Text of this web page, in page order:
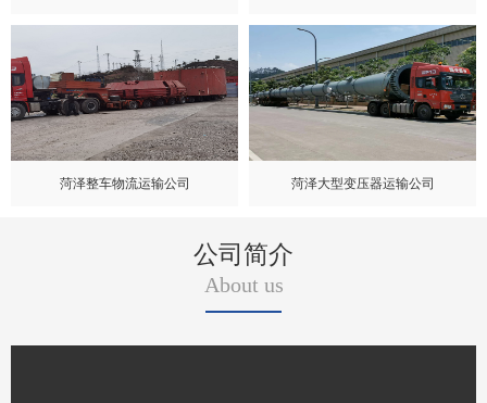
菏泽整车物流运输公司 菏泽大型变压器运输公司
公司简介
About us